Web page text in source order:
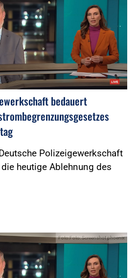
bedauert
Polizeigewerkschaft
heutige Ablehnung des
Foto:Foto: Screenshot phoenix